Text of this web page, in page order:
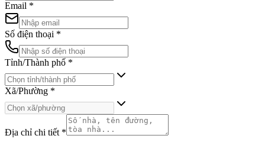
Email *
Số điện thoại *
Tỉnh/Thành phố *
Xã/Phường *
Địa chỉ chi tiết *